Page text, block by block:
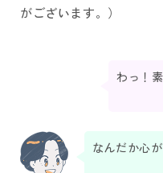
がございます。）
わっ！
なんだか心